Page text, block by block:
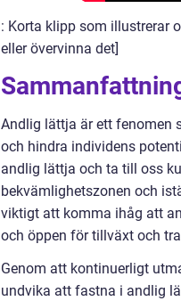
: Korta klipp som illustrerar
eller övervinna det]
Andlig lättja är ett fenomen
och hindra individens
andlig lättja och ta till oss
bekvämlighetszonen och
viktigt att komma ihåg att
och öppen för tillväxt och
Genom att kontinuerligt
undvika att fastna i andlig